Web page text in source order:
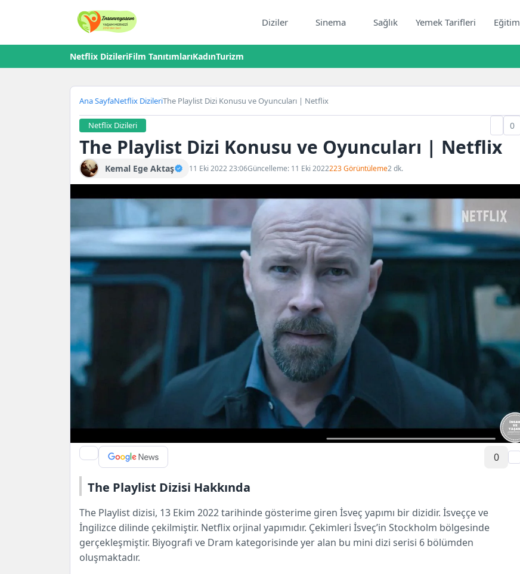
Diziler Sinema Sağlık Yemek Tarifleri Eğitim
Netflix DizileriFilm TanıtımlarıKadınTurizm
Ana SayfaNetflix DizileriThe Playlist Dizi Konusu ve Oyuncuları | Netflix
Netflix Dizileri 0
The Playlist Dizi Konusu ve Oyuncuları | Netflix
Kemal Ege Aktaş 11 Eki 2022 23:06Güncelleme: 11 Eki 2022223 Görüntüleme2 dk.
0
The Playlist Dizisi Hakkında
The Playlist dizisi, 13 Ekim 2022 tarihinde gösterime giren İsveç yapımı bir dizidir. İsveççe ve
İngilizce dilinde çekilmiştir. Netflix orjinal yapımıdır. Çekimleri İsveç’in Stockholm bölgesinde
gerçekleşmiştir. Biyografi ve Dram kategorisinde yer alan bu mini dizi serisi 6 bölümden
oluşmaktadır.